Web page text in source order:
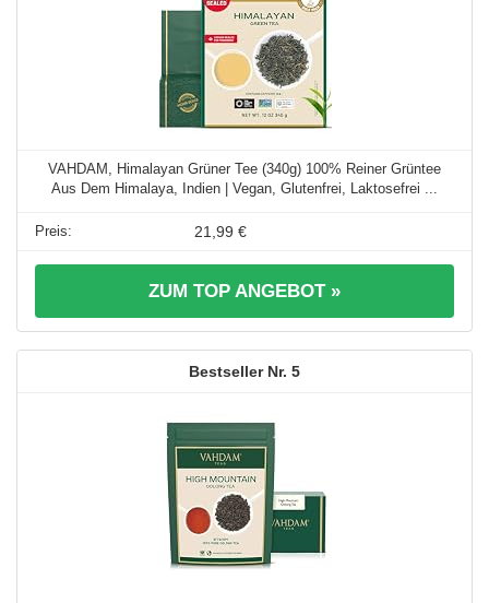
VAHDAM, Himalayan Grüner Tee (340g) 100% Reiner Grüntee
Aus Dem Himalaya, Indien | Vegan, Glutenfrei, Laktosefrei ...
21,99 €
ZUM TOP ANGEBOT »
5